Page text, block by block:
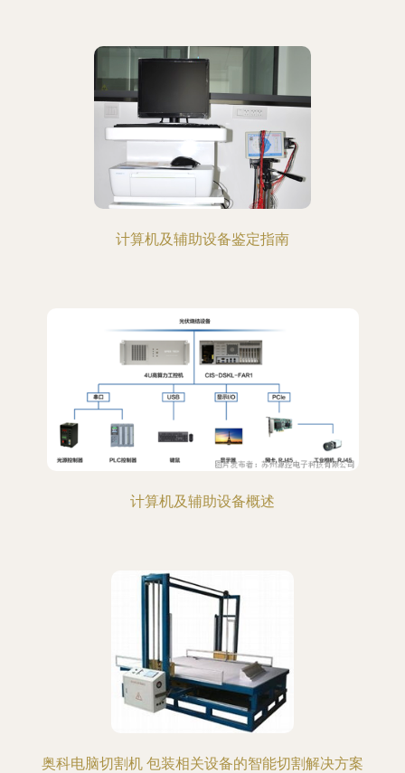
计算机及辅助设备鉴定指南
计算机及辅助设备概述
奥科电脑切割机 包装相关设备的智能切割解决方案